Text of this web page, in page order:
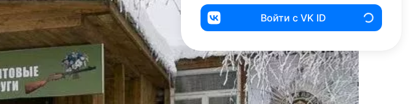
Войти с VK ID